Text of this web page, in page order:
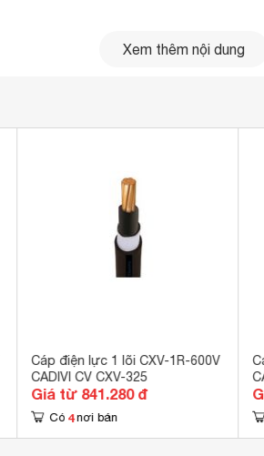
Xem thêm nội dung
Cáp điện lực 1 lõi CXV-1R-600V
CADIVI CV CXV-325
Giá từ 841.280 đ
Có 4 nơi bán